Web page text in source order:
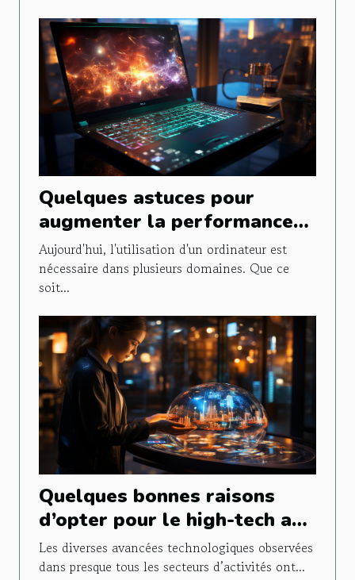
Quelques astuces pour
augmenter la performance
de son PC Windows
Aujourd'hui, l'utilisation d'un ordinateur est
nécessaire dans plusieurs domaines. Que ce
soit...
Quelques bonnes raisons
d’opter pour le high-tech au
quotidien
Les diverses avancées technologiques observées
dans presque tous les secteurs d’activités ont...